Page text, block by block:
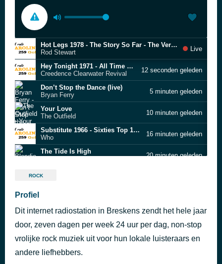
Hot Legs 1978 - The Story So Far - The Very Best Of - CD 1
Rod Stewart
Live
Hey Tonight 1971 - All Time Greatest Hits CD2
Creedence Clearwater Revival
12 seconden geleden
Don’t Stop the Dance (live)
Bryan Ferry
5 minuten geleden
Your Love
The Outfield
10 minuten geleden
Substitute 1966 - Sixties Top 100 [CD 1]
Who
16 minuten geleden
The Tide Is High
20 minuten geleden
Like a Hurricane
Come as You Are
Nirvana
Summer Of '69 1990 - The Best Of Me
50 minuten geleden
ROCK
Profiel
Dit internet radiostation in Breskens zendt het hele jaar
door, zeven dagen per week 24 uur per dag, non-stop
vrolijke rock muziek uit voor hun lokale luisteraars en
andere liefhebbers.